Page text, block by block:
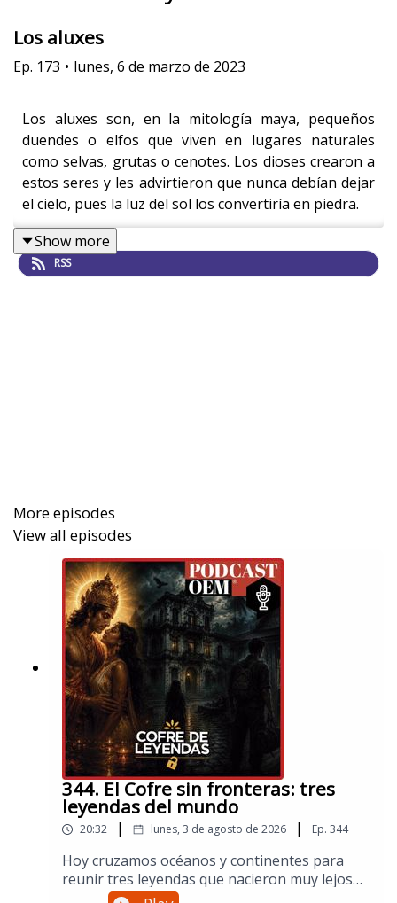
Los aluxes
Ep. 173 • lunes, 6 de marzo de 2023
Los aluxes son, en la mitología maya, pequeños
duendes o elfos que viven en lugares naturales
como selvas, grutas o cenotes. Los dioses crearon a
estos seres y les advirtieron que nunca debían dejar
el cielo, pues la luz del sol los convertiría en piedra.
Los aluxes, desobedeciendo a los dioses, bajaron a la
piedra.
Descubre el desenlace de esta misteriosa historia y
tienes alguna sugerencia de leyenda que deberíamos
investigar, da click aquí.
Show more
RSS
More episodes
View all episodes
344. El Cofre sin fronteras: tres
leyendas del mundo
20:32 | lunes, 3 de agosto de 2026 | Ep. 344
Hoy cruzamos océanos y continentes para
reunir tres leyendas que nacieron muy lejos
de aquí, pero que hablan el mismo idioma que